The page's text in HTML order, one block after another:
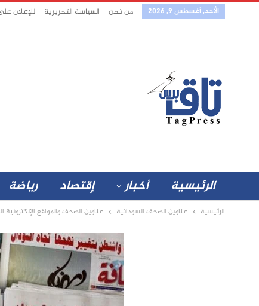
الأحد, أغسطس 9, 2026 من نحن السياسة التحريرية للإعلان
الرئيسية أخبار إقتصاد رياضة
الرئيسية عناوين الصحف السودانية عناوين الصحف والمواقع الإلكترونية السودانية